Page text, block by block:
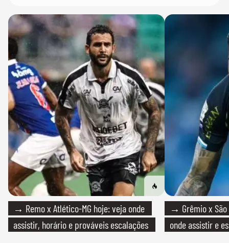
→ Remo x Atlético-MG hoje: veja onde
assistir, horário e prováveis escalações
→ Grêmio x São
onde assistir e